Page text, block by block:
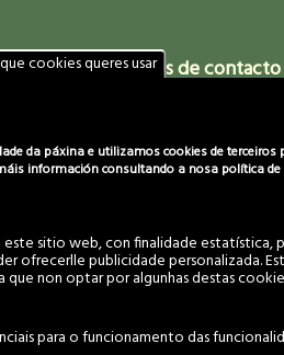
Datos de contacto
607 060 949
·Política de cookies
de Vincios. Todos os dereitos
cookies queres usar
da páxina e utilizamos cookies de
información consultando a nosa política
sitio web, con finalidade estatística,
ofrecerlle publicidade personalizada.
non optar por algunhas destas
para o funcionamento das